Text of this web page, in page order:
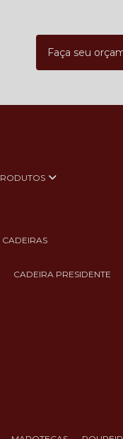
Faça seu
PRODUTOS
CADEIRAS
CADEIRA PRESIDENTE